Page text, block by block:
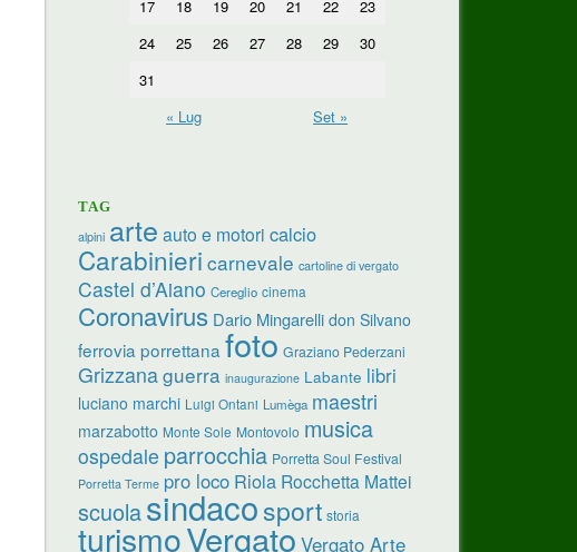
17
18 19 20 21 22
23
24
25 26 27 28 29
30
31
« Lug
Set »
TAG
alpini arte auto e motori calcio
Carabinieri carnevale cartoline di vergato
Castel d’Aiano Cereglio cinema
Coronavirus Dario Mingarelli don Silvano
ferrovia porrettana foto Graziano Pederzani
Grizzanaguerra inaugurazione Labante libri
luciano marchi Luigi Ontani Lumèga maestri
marzabotto Monte Sole Montovolo musica
ospedale parrocchia Porretta Soul Festival
Porretta Terme pro loco Riola Rocchetta Mattei
scuolasindacosport storia
turismoVergato Vergato Arte